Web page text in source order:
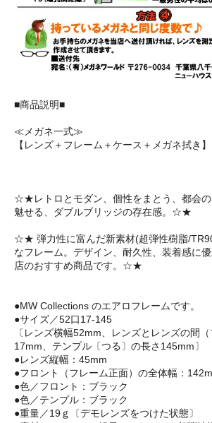
■商品説明■
≪メガネ一式≫
【レンズ＋フレーム＋ケース＋メガネ拭き】
☆★レトロとモダン、個性をまとう、都会の
魅せる、ダブルブリッジの存在感。☆★
☆★ 弾力性に富んだ新素材(超弾性樹脂/
なフレーム。デザイン、耐久性、装着感に
店のおすすめ商品です。☆★
●MW Collections のエアロフレームです。
●サイズ／52口17-145
〔レンズ横幅52mm、レンズとレンズの間
17mm、テンプル〔つる〕の長さ145mm〕
●レンズ縦幅：45mm
●フロント（フレーム正面）の全体幅：
●色／フロント：ブラック
●色／テンプル：ブラック
●重量／19ｇ〔デモレンズをつけた状態〕